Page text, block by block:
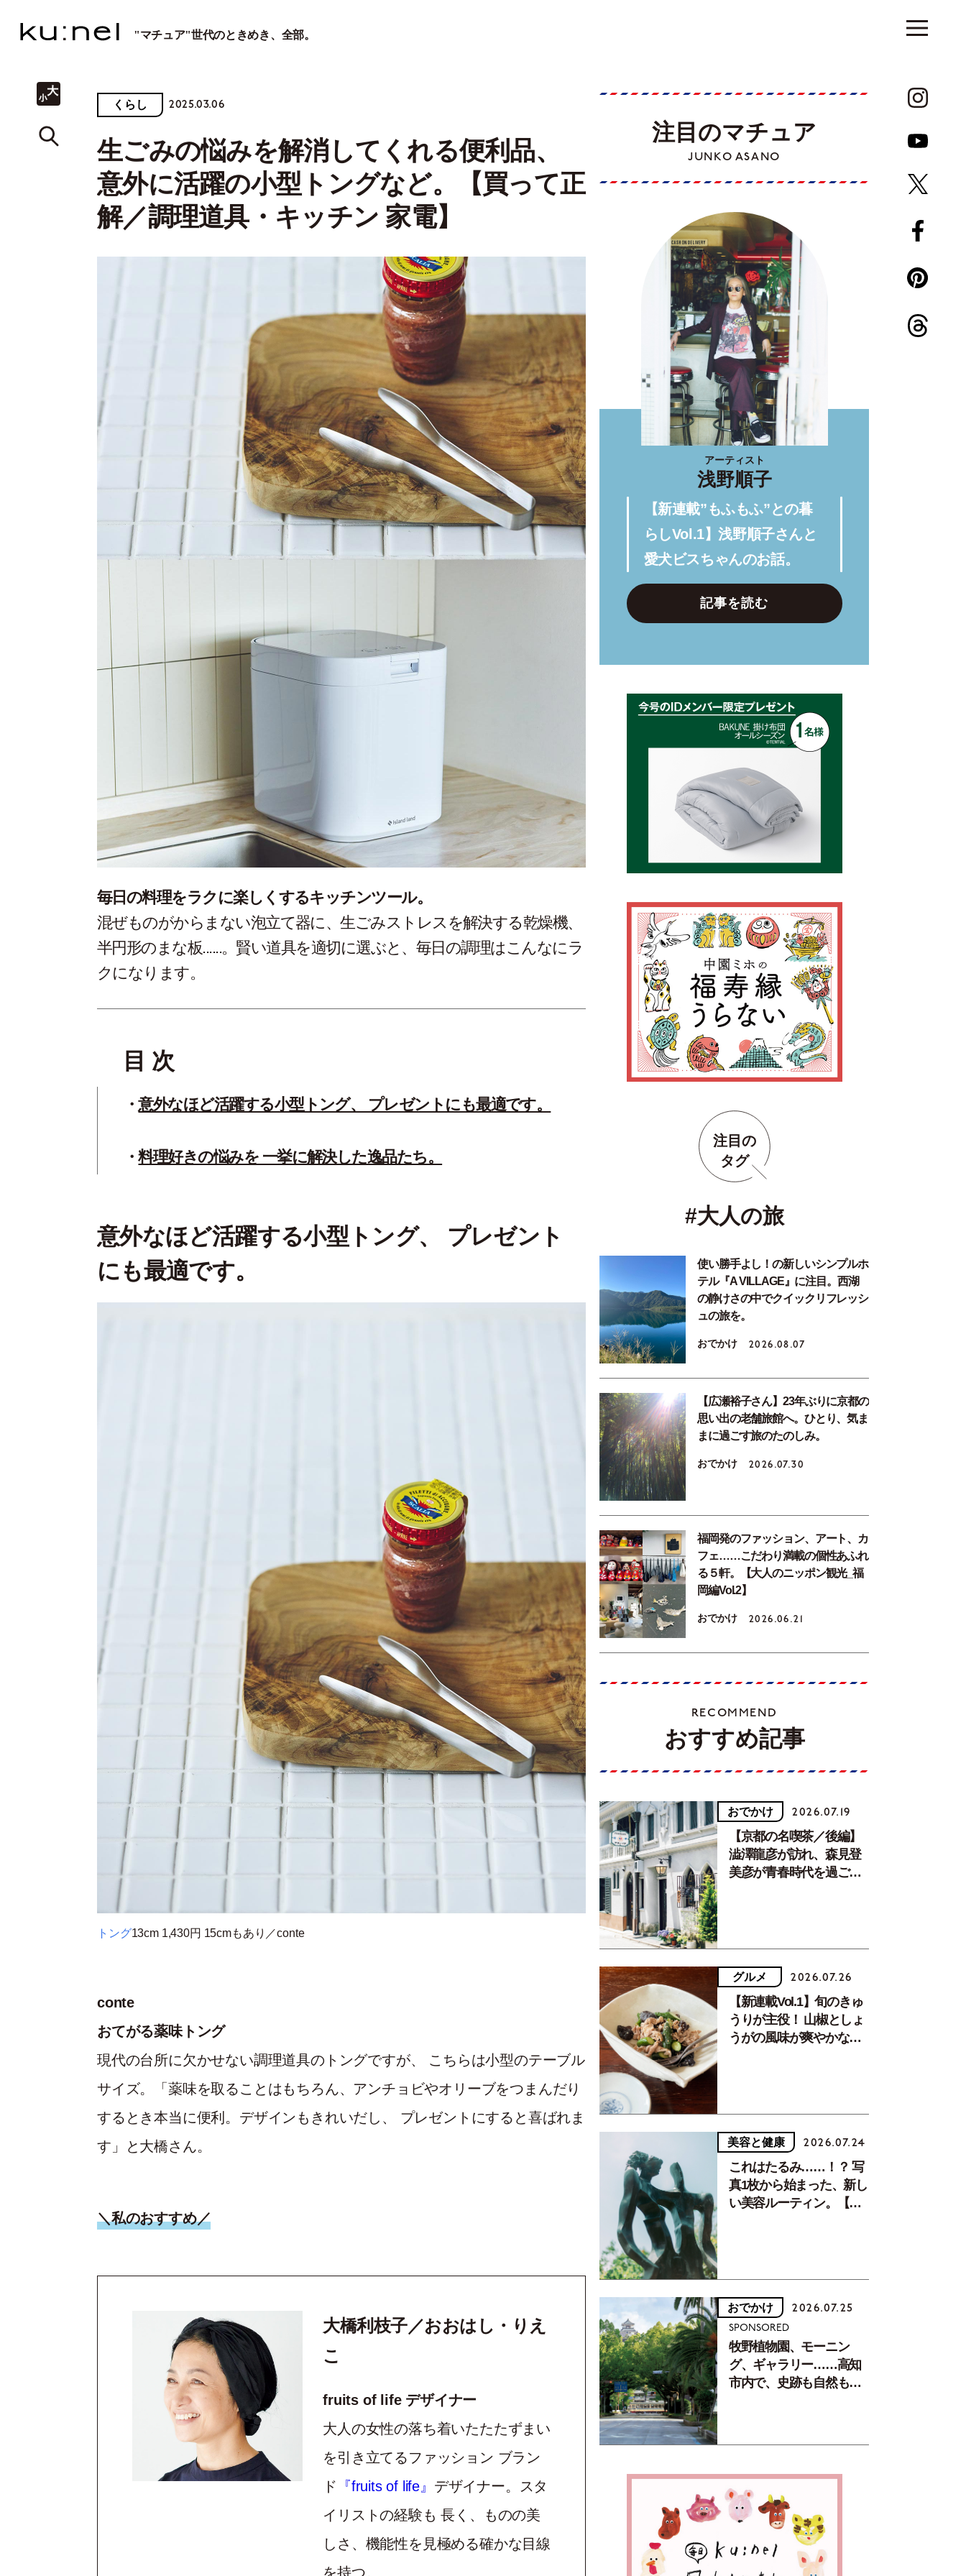
"マチュア"世代のときめき、全部。
くらし 2025.03.06
生ごみの悩みを解消してくれる便利品、
意外に活躍の小型トングなど。【買って正
解／調理道具・キッチン 家電】
毎日の料理をラクに楽しくするキッチンツール。
混ぜものがからまない泡立て器に、生ごみストレスを解決する乾燥機、
半円形のまな板......。賢い道具を適切に選ぶと、毎日の調理はこんなにラ
クになります。
目 次
意外なほど活躍する小型トング、 プレゼントにも最適です。
料理好きの悩みを 一挙に解決した逸品たち。
意外なほど活躍する小型トング、 プレゼント
にも最適です。
トング13cm 1,430円 15cmもあり／conte
conte
おてがる薬味トング
現代の台所に欠かせない調理道具のトングですが、 こちらは小型のテーブル
サイズ。「薬味を取ることはもちろん、アンチョビやオリーブをつまんだり
するとき本当に便利。デザインもきれいだし、 プレゼントにすると喜ばれま
す」と大橋さん。
＼私のおすすめ／
大橋利枝子／おおはし・りえ
こ
fruits of life デザイナー
大人の女性の落ち着いたたたずまい
を引き立てるファッション ブラン
ド 『fruits of life』 デザイナー。スタ
イリストの経験も 長く、ものの美
しさ、機能性を見極める確かな目線
を持つ。
注目のマチュア
JUNKO ASANO
アーティスト
浅野順子
【新連載”もふもふ”との暮
らしVol.1】浅野順子さんと
愛犬ビスちゃんのお話。
記事を読む
注目の
タグ
#大人の旅
使い勝手よし！の新しいシンプルホ
テル『A VILLAGE』に注目。西湖
の静けさの中でクイックリフレッシ
ュの旅を。
おでかけ 2026.08.07
【広瀬裕子さん】23年ぶりに京都の
思い出の老舗旅館へ。ひとり、気ま
まに過ごす旅のたのしみ。
おでかけ 2026.07.30
福岡発のファッション、アート、カ
フェ……こだわり満載の個性あふれ
る５軒。【大人のニッポン観光_福
岡編Vol.2】
おでかけ 2026.06.21
RECOMMEND
おすすめ記事
おでかけ 2026.07.19
【京都の名喫茶／後編】
澁澤龍彦が訪れ、森見登
美彦が青春時代を過ごし
グルメ 2026.07.26
【新連載Vol.1】旬のきゅ
うりが主役！ 山椒としょ
うがの風味が爽やかな、
美容と健康 2026.07.24
これはたるみ……！？ 写
真1枚から始まった、新し
い美容ルーティン。【中
おでかけ 2026.07.25
SPONSORED
牧野植物園、モーニン
グ、ギャラリー……高知
市内で、史跡も自然もグ